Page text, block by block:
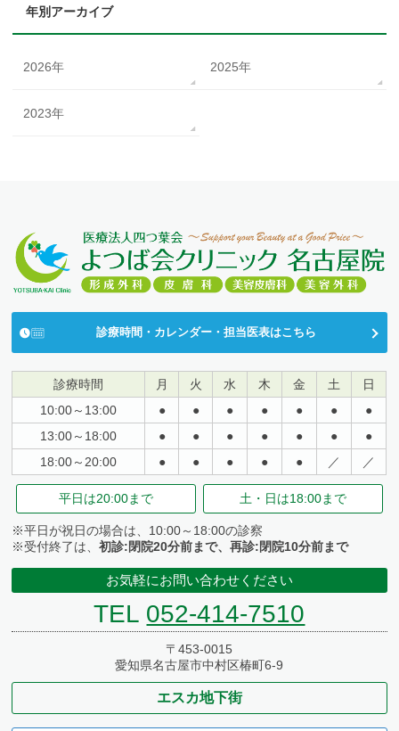
年別アーカイブ
2026年 2025年
2023年
診療時間・カレンダー・担当医表はこちら
診療時間 月 火 水 木 金 土
日
10:00～13:00
● ● ● ● ● ●
●
13:00～18:00
● ● ● ● ● ●
●
18:00～20:00
● ● ● ● ● ／ ／
平日は20:00まで 土・日は18:00まで
※平日が祝日の場合は、10:00～18:00の診察
※受付終了は、初診:閉院20分前まで、再診:閉院10分前まで
お気軽にお問い合わせください
TEL 052-414-7510
〒453-0015
愛知県名古屋市中村区椿町6-9
エスカ地下街